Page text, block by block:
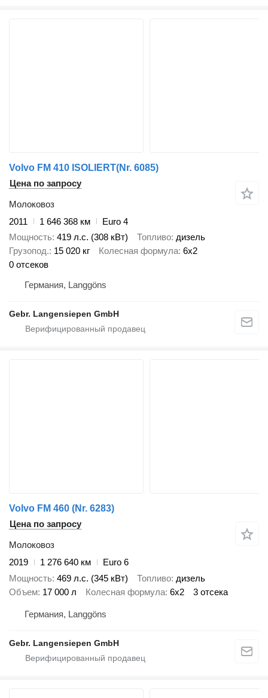
Volvo FM 410 ISOLIERT(Nr. 6085)
Цена по запросу
Молоковоз
2011
1 646 368 км
Euro 4
Мощность 419 л.с. (308 кВт) Топливо дизель
Грузопод. 15 020 кг Колесная формула 6x2
0 отсеков
Германия, Langgöns
Gebr. Langensiepen GmbH
Volvo FM 460 (Nr. 6283)
Цена по запросу
Молоковоз
2019
1 276 640 км
Euro 6
Мощность 469 л.с. (345 кВт) Топливо дизель
Объем 17 000 л Колесная формула 6x2 3 отсека
Германия, Langgöns
Gebr. Langensiepen GmbH